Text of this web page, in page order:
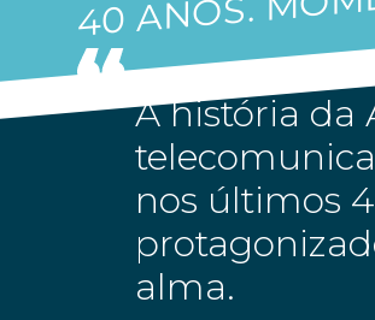
A história da
nos últimos
alma.